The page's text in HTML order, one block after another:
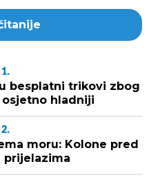
1.
besplatni trikovi zbog
hladniji
2.
moru: Kolone pred
prijelazima